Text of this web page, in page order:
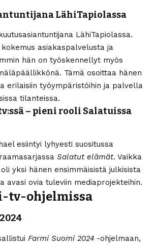
LähiTapiolassa
LähiTapiolassa.
asiakaspalvelusta ja
hän on työskennellyt myös
Tämä osoittaa hänen
erilaisiin työympäristöihin ja palvella
tilanteissa.
– pieni rooli Salatuissa
esiintyi lyhyesti suositussa
Salatut elämät. Vaikka
yksi hänen ensimmäisistä julkisista
avasi ovia tuleviin mediaprojekteihin.
tv-ohjelmissa
Farmi Suomi 2024 -ohjelmaan,